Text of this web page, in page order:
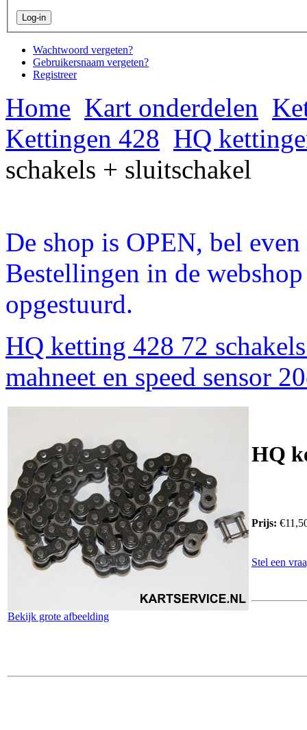
Wachtwoord vergeten?
Gebruikersnaam vergeten?
Registreer
Home Kart onderdelen
Kettingen 428 HQ
schakels + sluitschakel
De shop is OPEN, bel
Bestellingen in de
opgestuurd.
HQ ketting 428 72
mahneet en speed sensor
Bekijk grote afbeelding
HQ
Prijs:
Stel een